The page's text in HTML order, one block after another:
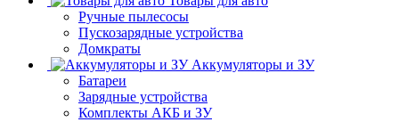
Ручные пылесосы
Пускозарядные устройства
Домкраты
Аккумуляторы и ЗУ
Батареи
Зарядные устройства
Комплекты АКБ и ЗУ